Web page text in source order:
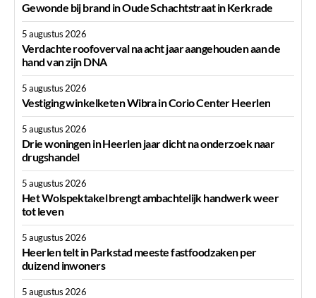
Gewonde bij brand in Oude Schachtstraat in Kerkrade
5 augustus 2026
Verdachte roofoverval na acht jaar aangehouden aan de
hand van zijn DNA
5 augustus 2026
Vestiging winkelketen Wibra in Corio Center Heerlen
5 augustus 2026
Drie woningen in Heerlen jaar dicht na onderzoek naar
drugshandel
5 augustus 2026
Het Wolspektakel brengt ambachtelijk handwerk weer
tot leven
5 augustus 2026
Heerlen telt in Parkstad meeste fastfoodzaken per
duizend inwoners
5 augustus 2026